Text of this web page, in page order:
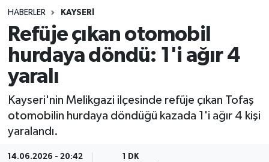
HABERLER KAYSERI
Refüje çıkan otomobil
hurdaya döndü: 1'i ağır 4
yaralı
Kayseri'nin Melikgazi ilçesinde refüje çıkan Tofaş
otomobilin hurdaya döndüğü kazada 1'i ağır 4 kişi
yaralandı.
14.06.2026 - 20:42 1 DK
Spor
Teknoloji
Yaşam